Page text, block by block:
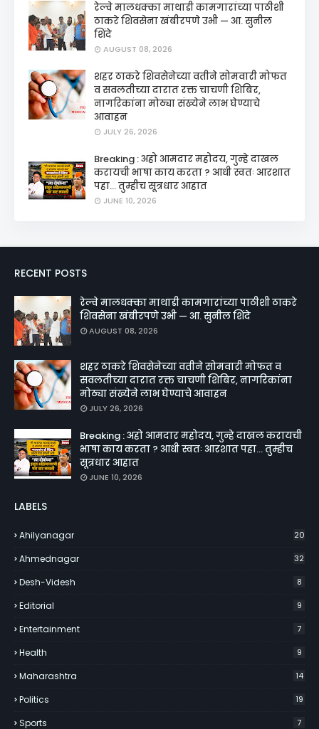
रेल्वे मालधक्का माथाडी कामगारांच्या पाठीशी
ठाकरे शिवसेना खंबीरपणे उभी — आ. सुनील
शिंदे
AUGUST 08, 2026
शहर ठाकरे शिवसेनेच्या वतीने सोमवारी मोफत
व सवलतीच्या दारात रक्त चाचणी शिबिर,
नागरिकांना मोठ्या संख्येने लाभ घेण्याचे
आवाहन
JULY 26, 2026
Breaking : अहो आमदार महोदय, गुन्हे दाखल
करायची भाषा काय करता ? आधी स्वतः आरशात
पहा... तुम्हीच सूत्रधार आहात
JUNE 10, 2026
RECENT POSTS
रेल्वे मालधक्का माथाडी कामगारांच्या पाठीशी ठाकरे
शिवसेना खंबीरपणे उभी — आ. सुनील शिंदे
AUGUST 08, 2026
शहर ठाकरे शिवसेनेच्या वतीने सोमवारी मोफत व
सवलतीच्या दारात रक्त चाचणी शिबिर, नागरिकांना
मोठ्या संख्येने लाभ घेण्याचे आवाहन
JULY 26, 2026
Breaking : अहो आमदार महोदय, गुन्हे दाखल करायची
भाषा काय करता ? आधी स्वतः आरशात पहा... तुम्हीच
सूत्रधार आहात
JUNE 10, 2026
LABELS
Ahilyanagar 20
Ahmednagar 32
Desh-Videsh 8
Editorial 9
Entertainment 7
Health 9
Maharashtra 14
Politics 19
Sports 7